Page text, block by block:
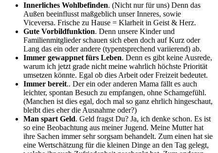
Innerliches Wohlbefinden. (Nicht nur für uns) Denn das
Außen beeinflusst maßgeblich unser Inneres, sowie
Viceversa. Frische zu Hause = Klarheit in Geist & Herz.
Gute Vorbildfunktion. Denn unsere Kinder und
Familienmitglieder schauen sich eben doch auf Kurz oder
Lang das ein oder andere (typentsprechend variierend) ab.
Immer gewappnet fürs Leben. Denn es gibt keine Ausrede,
warum ich jetzt grade nicht meine wahrlich höchste Priorität
umsetzen könnte. Egal ob dies Arbeit oder Freizeit bedeutet.
Immer bereit.. Der ein oder anderen Mama fällt es auch
leichter, spontan Besuch zu empfangen, ohne Schamgefühl.
(Manchen ist dies egal, doch mal so ganz ehrlich hingeschaut,
bleibt dies eher die Ausnahme oder?)
Man spart Geld. Geld fragst Du? Ja, ich denke schon. Es ist
so eine Beobachtung aus meiner Jugend. Meine Mutter hat
ihre Sachen immer sehr sorgsam behandelt. Zum einen hat sie
eine Wertschätzung für die kleinen Dinge an den Tag gelegt,